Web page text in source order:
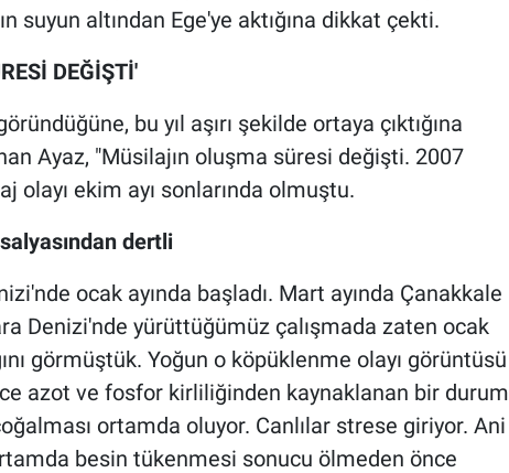
suyun altından Ege'ye aktığına dikkat çekti.
DEĞİŞTİ'
bu yıl aşırı şekilde ortaya çıktığına
Ayaz, "Müsilajın oluşma süresi değişti. 2007
olayı ekim ayı sonlarında olmuştu.
dertli
ocak ayında başladı. Mart ayında Çanakkale
Denizi'nde yürüttüğümüz çalışmada zaten ocak
görmüştük. Yoğun o köpüklenme olayı görüntüsü
azot ve fosfor kirliliğinden kaynaklanan bir durum
ortamda oluyor. Canlılar strese giriyor. Ani
besin tükenmesi sonucu ölmeden önce